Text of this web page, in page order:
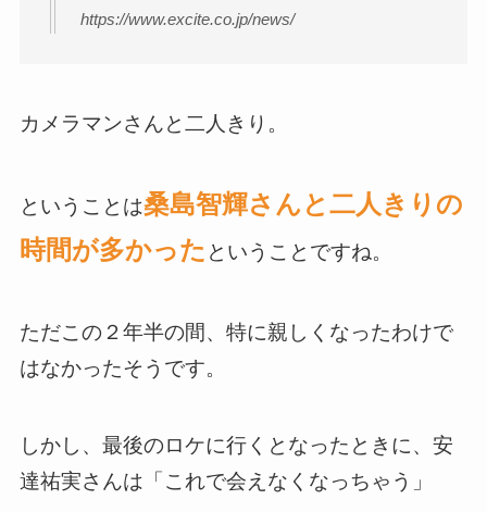
https://www.excite.co.jp/news/
カメラマンさんと二人きり。
ということは桑島智輝さんと二人きりの
時間が多かった ということですね。
ただこの２年半の間、特に親しくなったわけで
はなかったそうです。
しかし、最後のロケに行くとなったときに、安
達祐実さんは「これで会えなくなっちゃう」